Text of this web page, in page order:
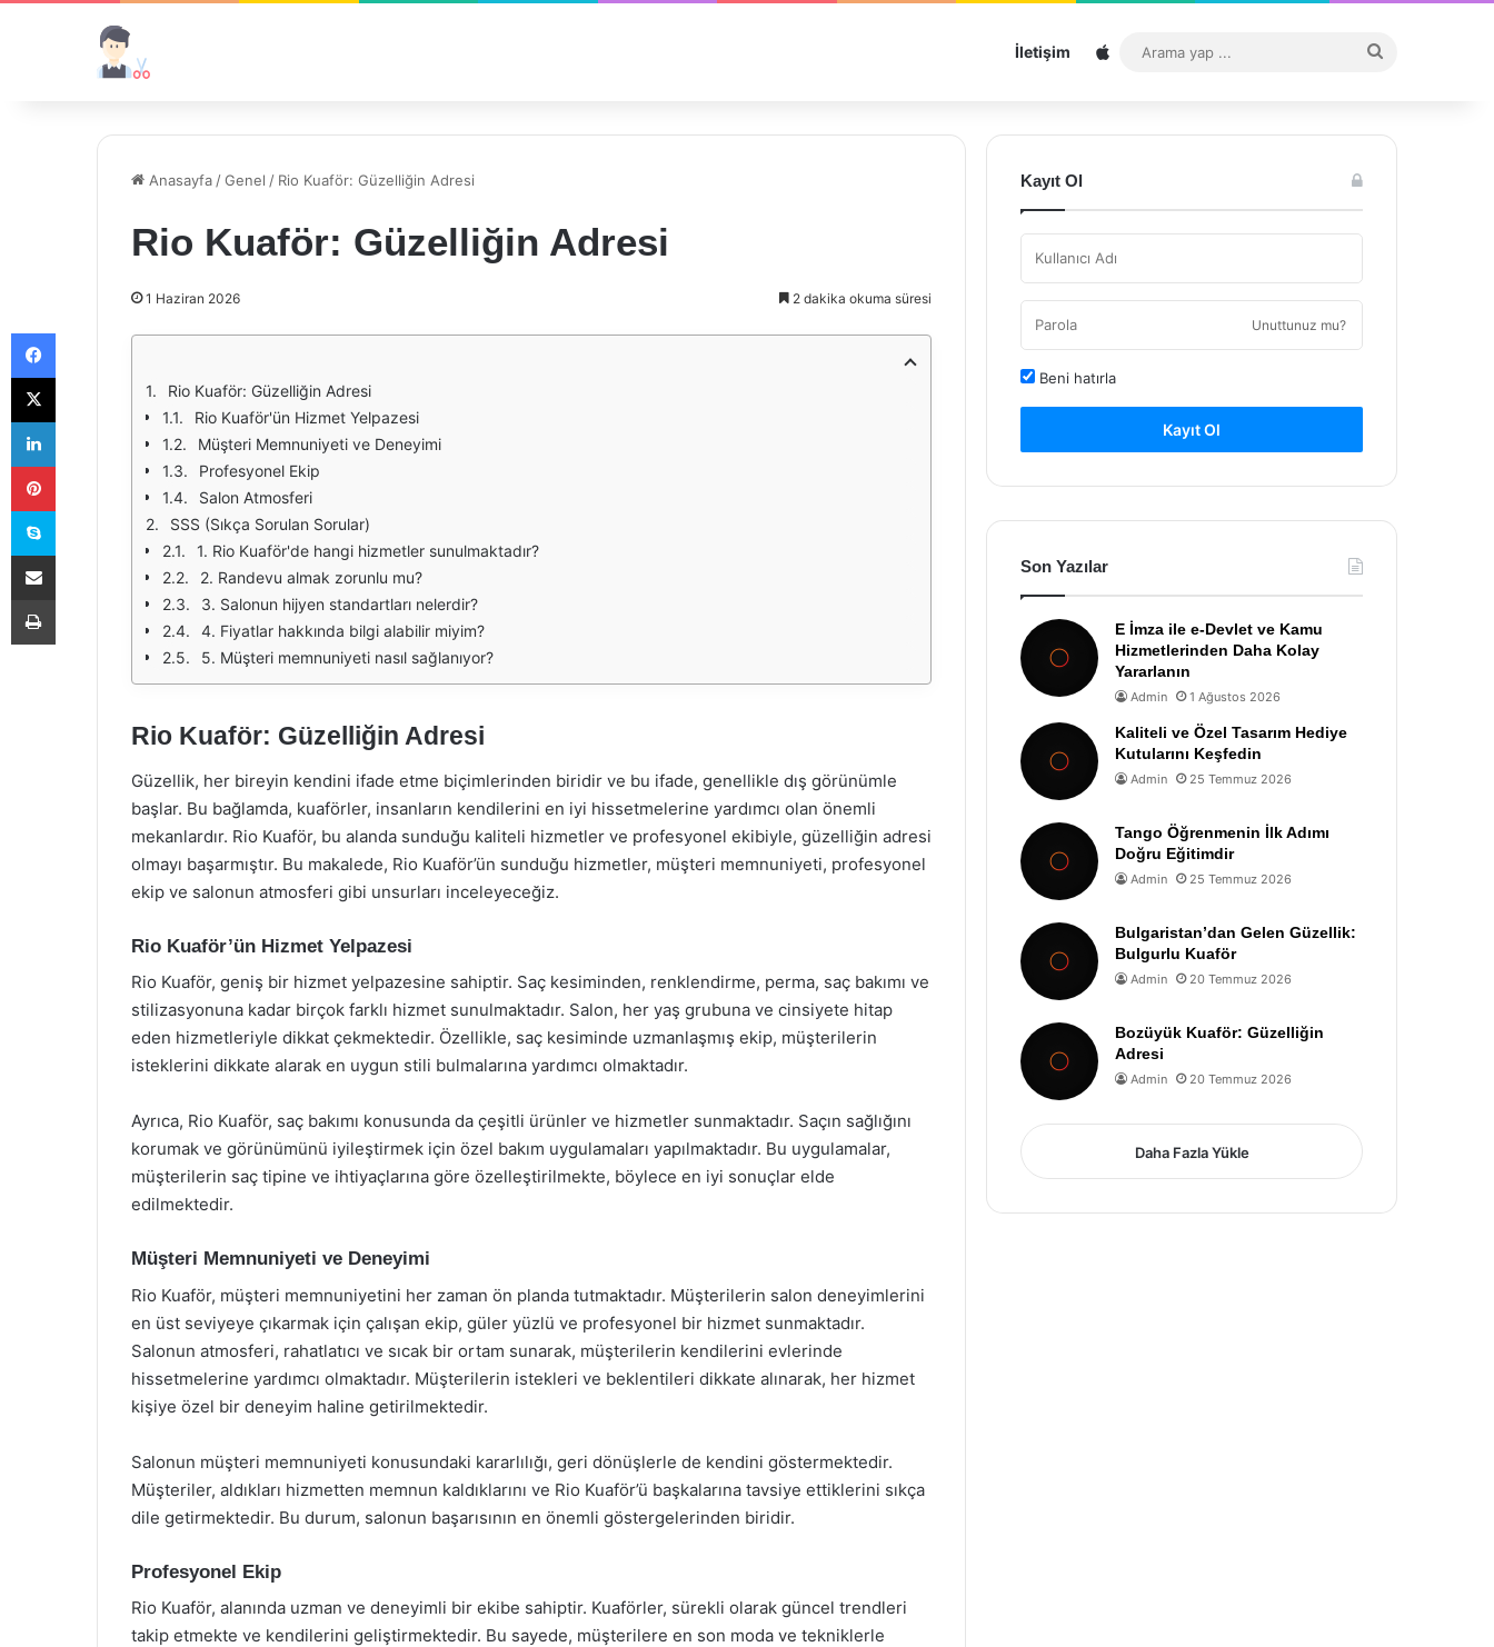
İletişim Sitemap
...
Anasayfa /Genel / Rio Kuaför: Güzelliğin Adresi
Rio Kuaför: Güzelliğin Adresi
1 Haziran 2026 2 dakika okuma süresi
Rio Kuaför: Güzelliğin Adresi
Rio Kuaför'ün Hizmet Yelpazesi
Müşteri Memnuniyeti ve Deneyimi
Profesyonel Ekip
Salon Atmosferi
SSS (Sıkça Sorulan Sorular)
1. Rio Kuaför'de hangi hizmetler sunulmaktadır?
2. Randevu almak zorunlu mu?
3. Salonun hijyen standartları nelerdir?
4. Fiyatlar hakkında bilgi alabilir miyim?
5. Müşteri memnuniyeti nasıl sağlanıyor?
Rio Kuaför: Güzelliğin Adresi
Güzellik, her bireyin kendini ifade etme biçimlerinden biridir ve bu ifade, genellikle dış görünümle
başlar. Bu bağlamda, kuaförler, insanların kendilerini en iyi hissetmelerine yardımcı olan önemli
mekanlardır. Rio Kuaför, bu alanda sunduğu kaliteli hizmetler ve profesyonel ekibiyle, güzelliğin adresi
olmayı başarmıştır. Bu makalede, Rio Kuaför’ün sunduğu hizmetler, müşteri memnuniyeti, profesyonel
ekip ve salonun atmosferi gibi unsurları inceleyeceğiz.
Rio Kuaför’ün Hizmet Yelpazesi
Rio Kuaför, geniş bir hizmet yelpazesine sahiptir. Saç kesiminden, renklendirme, perma, saç bakımı ve
stilizasyonuna kadar birçok farklı hizmet sunulmaktadır. Salon, her yaş grubuna ve cinsiyete hitap
eden hizmetleriyle dikkat çekmektedir. Özellikle, saç kesiminde uzmanlaşmış ekip, müşterilerin
isteklerini dikkate alarak en uygun stili bulmalarına yardımcı olmaktadır.
Ayrıca, Rio Kuaför, saç bakımı konusunda da çeşitli ürünler ve hizmetler sunmaktadır. Saçın sağlığını
korumak ve görünümünü iyileştirmek için özel bakım uygulamaları yapılmaktadır. Bu uygulamalar,
müşterilerin saç tipine ve ihtiyaçlarına göre özelleştirilmekte, böylece en iyi sonuçlar elde
edilmektedir.
Müşteri Memnuniyeti ve Deneyimi
Rio Kuaför, müşteri memnuniyetini her zaman ön planda tutmaktadır. Müşterilerin salon deneyimlerini
en üst seviyeye çıkarmak için çalışan ekip, güler yüzlü ve profesyonel bir hizmet sunmaktadır.
Salonun atmosferi, rahatlatıcı ve sıcak bir ortam sunarak, müşterilerin kendilerini evlerinde
hissetmelerine yardımcı olmaktadır. Müşterilerin istekleri ve beklentileri dikkate alınarak, her hizmet
kişiye özel bir deneyim haline getirilmektedir.
Salonun müşteri memnuniyeti konusundaki kararlılığı, geri dönüşlerle de kendini göstermektedir.
Müşteriler, aldıkları hizmetten memnun kaldıklarını ve Rio Kuaför’ü başkalarına tavsiye ettiklerini sıkça
dile getirmektedir. Bu durum, salonun başarısının en önemli göstergelerinden biridir.
Profesyonel Ekip
Rio Kuaför, alanında uzman ve deneyimli bir ekibe sahiptir. Kuaförler, sürekli olarak güncel trendleri
takip etmekte ve kendilerini geliştirmektedir. Bu sayede, müşterilere en son moda ve tekniklerle
Kayıt Ol
Unuttunuz mu?
Beni hatırla
Kayıt Ol
Son Yazılar
E İmza ile e-Devlet ve Kamu
Hizmetlerinden Daha Kolay
Yararlanın
Admin 1 Ağustos 2026
Kaliteli ve Özel Tasarım Hediye
Kutularını Keşfedin
Admin 25 Temmuz 2026
Tango Öğrenmenin İlk Adımı
Doğru Eğitimdir
Admin 25 Temmuz 2026
Bulgaristan’dan Gelen Güzellik:
Bulgurlu Kuaför
Admin 20 Temmuz 2026
Bozüyük Kuaför: Güzelliğin
Adresi
Admin 20 Temmuz 2026
Daha Fazla Yükle
Facebook
X
LinkedIn
Pinterest
Skype
E-Posta ile paylaş